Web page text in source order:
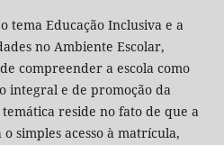
tema Educação Inclusiva e a
no Ambiente Escolar,
compreender a escola como
integral e de promoção da
reside no fato de que a
simples acesso à matrícula,